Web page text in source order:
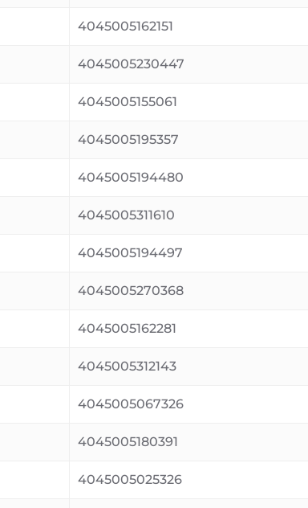
4045005162151
4045005230447
4045005155061
4045005195357
4045005194480
4045005311610
4045005194497
4045005270368
4045005162281
4045005312143
4045005067326
4045005180391
4045005025326